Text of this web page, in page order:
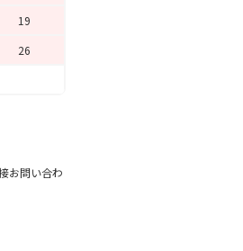
19
26
お問い合わ